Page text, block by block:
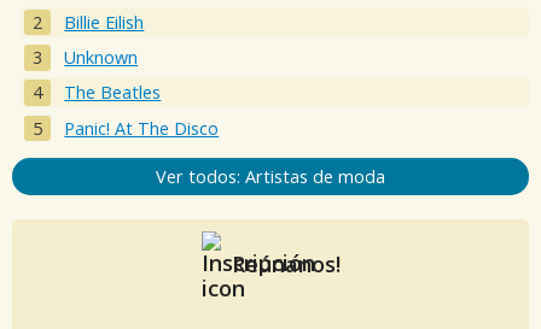
Billie Eilish
Unknown
The Beatles
Panic! At The Disco
Ver todos: Artistas de moda
Reúnanos!